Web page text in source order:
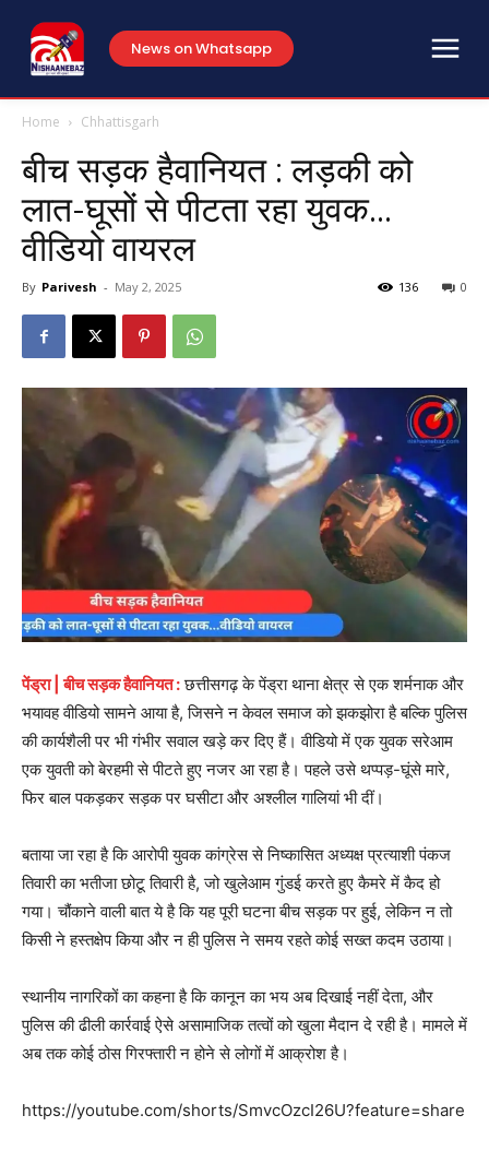
News on Whatsapp
Home Chhattisgarh
बीच सड़क हैवानियत : लड़की को
लात-घूसों से पीटता रहा युवक…
वीडियो वायरल
By Parivesh - May 2, 2025 0
136
पेंड्रा | बीच सड़क हैवानियत :छत्तीसगढ़ के पेंड्रा थाना क्षेत्र से एक शर्मनाक और
भयावह वीडियो सामने आया है, जिसने न केवल समाज को झकझोरा है बल्कि पुलिस
की कार्यशैली पर भी गंभीर सवाल खड़े कर दिए हैं। वीडियो में एक युवक सरेआम
एक युवती को बेरहमी से पीटते हुए नजर आ रहा है। पहले उसे थप्पड़-घूंसे मारे,
फिर बाल पकड़कर सड़क पर घसीटा और अश्लील गालियां भी दीं।
बताया जा रहा है कि आरोपी युवक कांग्रेस से निष्कासित अध्यक्ष प्रत्याशी पंकज
तिवारी का भतीजा छोटू तिवारी है, जो खुलेआम गुंडई करते हुए कैमरे में कैद हो
गया। चौंकाने वाली बात ये है कि यह पूरी घटना बीच सड़क पर हुई, लेकिन न तो
किसी ने हस्तक्षेप किया और न ही पुलिस ने समय रहते कोई सख्त कदम उठाया।
स्थानीय नागरिकों का कहना है कि कानून का भय अब दिखाई नहीं देता, और
पुलिस की ढीली कार्रवाई ऐसे असामाजिक तत्वों को खुला मैदान दे रही है। मामले में
अब तक कोई ठोस गिरफ्तारी न होने से लोगों में आक्रोश है।
https://youtube.com/shorts/SmvcOzcI26U?feature=share